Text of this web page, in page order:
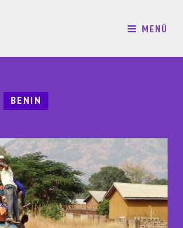
MENÜ
BENIN